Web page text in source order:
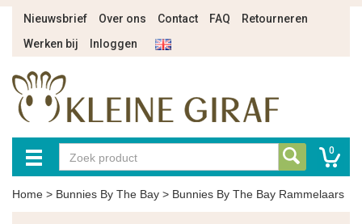
Nieuwsbrief Over ons Contact FAQ
Retourneren
Werken bij
Inloggen
0
Home > Bunnies By The Bay > Bunnies By The Bay Rammelaars